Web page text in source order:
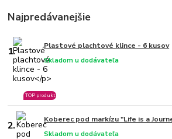
Najpredávanejšie
1. Plastové plachtové klince - 6 kusov
Skladom u dodávateľa
TOP produkt
2. Koberec pod markízu "Life is a
Skladom u dodávateľa